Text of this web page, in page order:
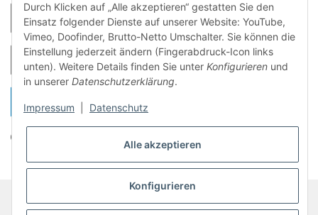
E-Mail-Adresse
Passwort
Anmelden
Durch Klicken auf „Alle akzeptieren“ gestatten Sie den
Einsatz folgender Dienste auf unserer Website: YouTube,
Vimeo, Doofinder, Brutto-Netto Umschalter. Sie können die
Einstellung jederzeit ändern (Fingerabdruck-Icon links
unten). Weitere Details finden Sie unter Konfigurieren und
in unserer Datenschutzerklärung.
Impressum Datenschutz
Alle akzeptieren
Konfigurieren